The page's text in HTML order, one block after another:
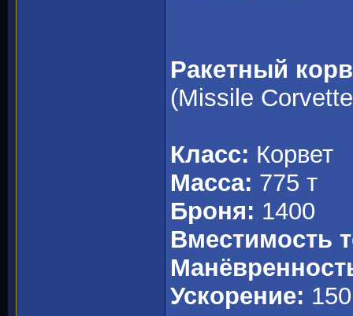
Ракетный
(Missile
Класс: Корвет
Масса: 775 т
Броня: 1400
Вместимость
Ускорение: